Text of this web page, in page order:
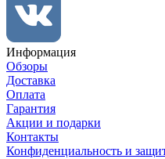
Информация
Обзоры
Доставка
Оплата
Гарантия
Акции и подарки
Контакты
Конфиденциальность и